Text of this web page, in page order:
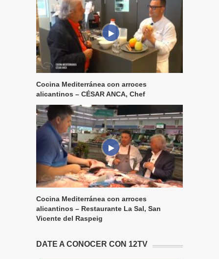
Cocina Mediterránea con arroces
alicantinos – CÉSAR ANCA, Chef
Cocina Mediterránea con arroces
alicantinos – Restaurante La Sal, San
Vicente del Raspeig
DATE A CONOCER CON 12TV